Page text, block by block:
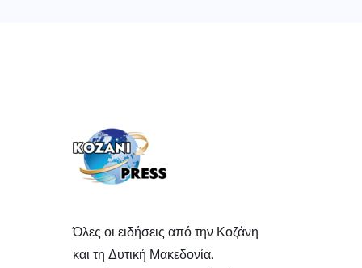
Όλες οι ειδήσεις από την Κοζάνη
και τη Δυτική Μακεδονία.